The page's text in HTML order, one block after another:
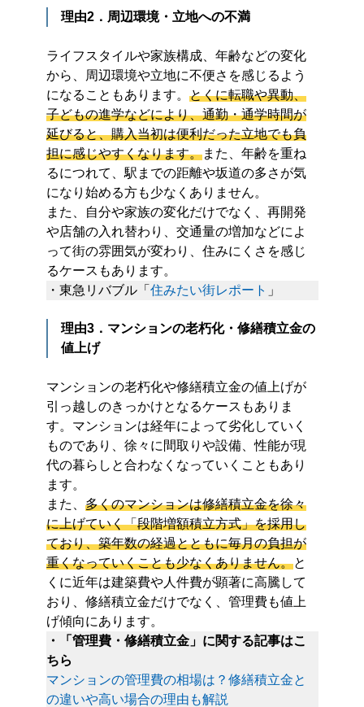
理由2．周辺環境・立地への不満
ライフスタイルや家族構成、年齢などの変化
から、周辺環境や立地に不便さを感じるよう
になることもあります。 とくに転職や異動、
子どもの進学などにより、通勤・通学時間が
延びると、購入当初は便利だった立地でも負
担に感じやすくなります。また、年齢を重ね
るにつれて、駅までの距離や坂道の多さが気
になり始める方も少なくありません。
また、自分や家族の変化だけでなく、再開発
や店舗の入れ替わり、交通量の増加などによ
って街の雰囲気が変わり、住みにくさを感じ
るケースもあります。
・東急リバブル「 住みたい街レポート 」
理由3．マンションの老朽化・修繕積立金の
値上げ
マンションの老朽化や修繕積立金の値上げが
引っ越しのきっかけとなるケースもありま
す。マンションは経年によって劣化していく
ものであり、徐々に間取りや設備、性能が現
代の暮らしと合わなくなっていくこともあり
ます。
また、 多くのマンションは修繕積立金を徐々
に上げていく「段階増額積立方式」を採用し
ており、築年数の経過とともに毎月の負担が
重くなっていくことも少なくありません。と
くに近年は建築費や人件費が顕著に高騰して
おり、修繕積立金だけでなく、管理費も値上
げ傾向にあります。
・「管理費・修繕積立金」に関する記事はこ
ちら
マンションの管理費の相場は？修繕積立金と
の違いや高い場合の理由も解説